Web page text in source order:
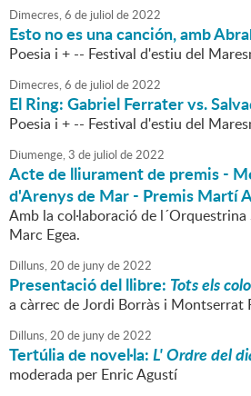
Dimecres,6 de juliol de2022
Esto no es una canción, amb
Poesia i + -- Festival d'estiu del
Dimecres,6 de juliol de2022
El Ring: Gabriel Ferrater vs.
Poesia i + -- Festival d'estiu del
Diumenge,3 de juliol de2022
Acte de lliurament de premis -
d'Arenys de Mar - Premis Martí
Amb la col·laboració de
Marc Egea.
Dilluns,20 de junyde2022
Presentació del llibre: Tots els
a càrrec de Jordi Borràs i Montserrat
Dilluns,20 de junyde2022
Tertúlia de novel·la:L' Ordre del
moderada per Enric Agustí